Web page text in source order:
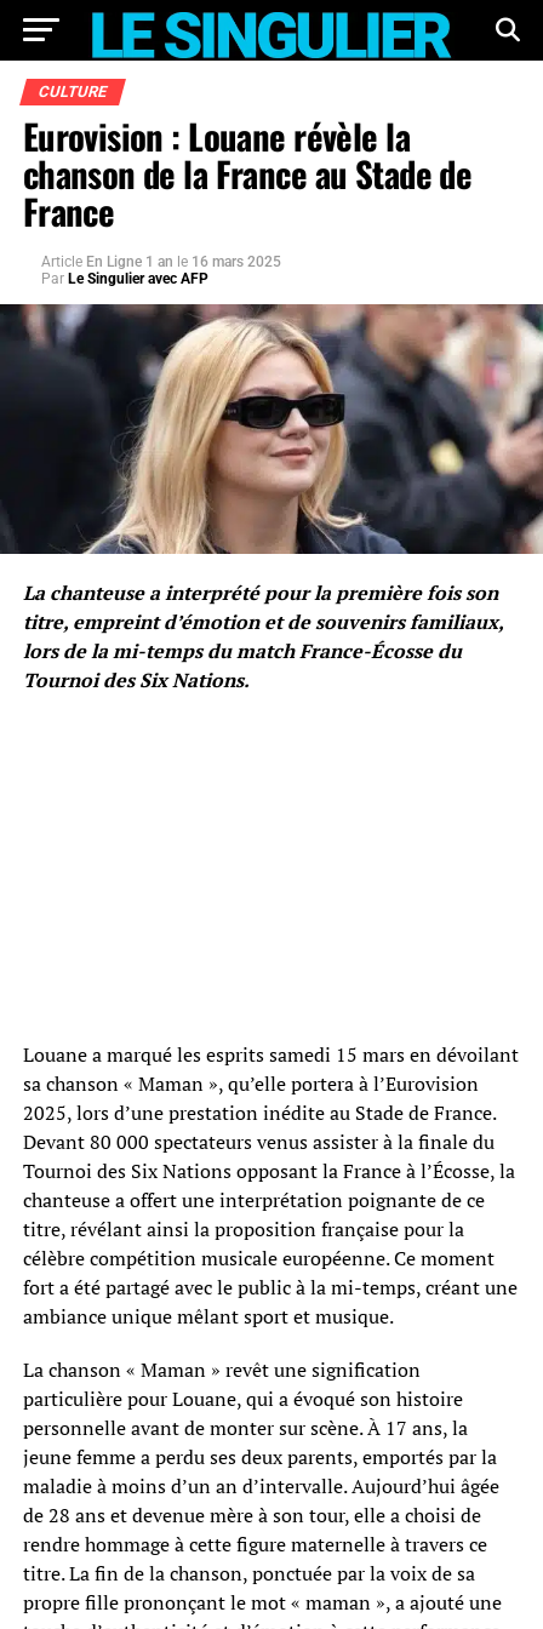
CULTURE
Eurovision : Louane révèle la
chanson de la France au Stade de
France
Article En Ligne 1 an le 16 mars 2025
Par Le Singulier avec AFP
La chanteuse a interprété pour la première fois son
titre, empreint d’émotion et de souvenirs familiaux,
lors de la mi-temps du match France-Écosse du
Tournoi des Six Nations.
Louane a marqué les esprits samedi 15 mars en dévoilant
sa chanson « Maman », qu’elle portera à l’Eurovision
2025, lors d’une prestation inédite au Stade de France.
Devant 80 000 spectateurs venus assister à la finale du
Tournoi des Six Nations opposant la France à l’Écosse, la
chanteuse a offert une interprétation poignante de ce
titre, révélant ainsi la proposition française pour la
célèbre compétition musicale européenne. Ce moment
fort a été partagé avec le public à la mi-temps, créant une
ambiance unique mêlant sport et musique.
La chanson « Maman » revêt une signification
particulière pour Louane, qui a évoqué son histoire
personnelle avant de monter sur scène. À 17 ans, la
jeune femme a perdu ses deux parents, emportés par la
maladie à moins d’un an d’intervalle. Aujourd’hui âgée
de 28 ans et devenue mère à son tour, elle a choisi de
rendre hommage à cette figure maternelle à travers ce
titre. La fin de la chanson, ponctuée par la voix de sa
propre fille prononçant le mot « maman », a ajouté une